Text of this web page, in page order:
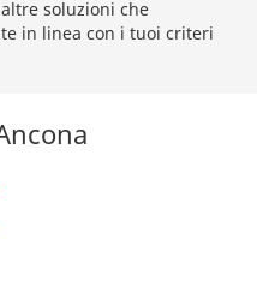
soluzioni che
in linea con i tuoi criteri